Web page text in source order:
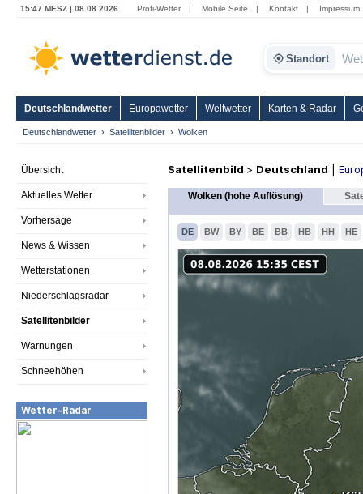
15:47 MESZ | 08.08.2026 Profi-Wetter | Mobile Seite | Kontakt | Impressum
Standort
Deutschlandwetter Europawetter Weltwetter Karten & Radar
Deutschlandwetter Satellitenbilder Wolken
Übersicht
Aktuelles Wetter
Vorhersage
News & Wissen
Wetterstationen
Niederschlagsradar
Satellitenbilder
Warnungen
Schneehöhen
Wetter-Radar
Satellitenbild > Deutschland
Wolken (hohe Auflösung)
DE BW BY BE BB HB HH HE